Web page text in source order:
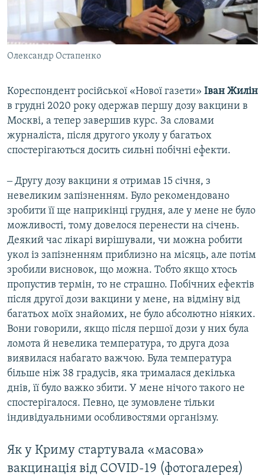
Олександр Остапенко
Кореспондент російської «Нової газети» Іван Жилін
в грудні 2020 року одержав першу дозу вакцини в
Москві, а тепер завершив курс. За словами
журналіста, після другого уколу у багатьох
спостерігаються досить сильні побічні ефекти.
‒ Другу дозу вакцини я отримав 15 січня, з
невеликим запізненням. Було рекомендовано
зробити її ще наприкінці грудня, але у мене не було
можливості, тому довелося перенести на січень.
Деякий час лікарі вирішували, чи можна робити
укол із запізненням приблизно на місяць, але потім
зробили висновок, що можна. Тобто якщо хтось
пропустив термін, то не страшно. Побічних ефектів
після другої дози вакцини у мене, на відміну від
багатьох моїх знайомих, не було абсолютно ніяких.
Вони говорили, якщо після першої дози у них була
ломота й невелика температура, то друга доза
виявилася набагато важчою. Була температура
більше ніж 38 градусів, яка трималася декілька
днів, її було важко збити. У мене нічого такого не
спостерігалося. Певно, це зумовлене тільки
індивідуальними особливостями організму.
Як у Криму стартувала «масова»
вакцинація від COVID-19 (фотогалерея)